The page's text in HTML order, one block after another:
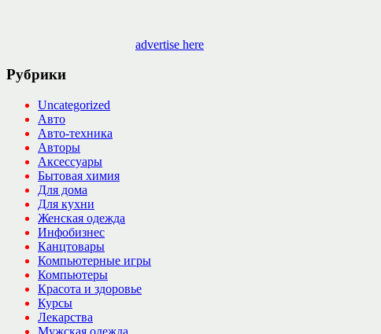
advertise here
Рубрики
Uncategorized
Авто
Авто-техника
Авторы
Аксессуары
Бытовая химия
Для дома
Для кухни
Женская одежда
Инфобизнес
Канцтовары
Компьютерные игры
Компьютеры
Красота и здоровье
Курсы
Лекарства
Мужская одежда